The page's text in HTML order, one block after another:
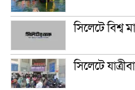
সিলেটে বিশ্ব
সিলেটে